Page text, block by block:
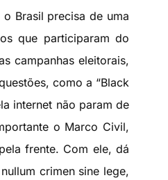
Brasil precisa de uma
que participaram do
campanhas eleitorais,
como a “Black
internet não param de
o Marco Civil,
frente. Com ele, dá
crimen sine lege,